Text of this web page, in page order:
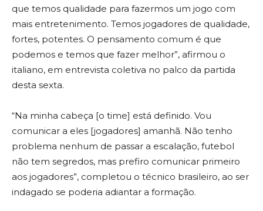
que temos qualidade para fazermos um jogo com
mais entretenimento. Temos jogadores de qualidade,
fortes, potentes. O pensamento comum é que
podemos e temos que fazer melhor”, afirmou o
italiano, em entrevista coletiva no palco da partida
desta sexta.
“Na minha cabeça [o time] está definido. Vou
comunicar a eles [jogadores] amanhã. Não tenho
problema nenhum de passar a escalação, futebol
não tem segredos, mas prefiro comunicar primeiro
aos jogadores”, completou o técnico brasileiro, ao ser
indagado se poderia adiantar a formação.